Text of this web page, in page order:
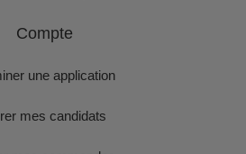
Compte
une application
mes candidats